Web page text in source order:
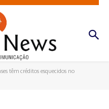
têm créditos esquecidos no